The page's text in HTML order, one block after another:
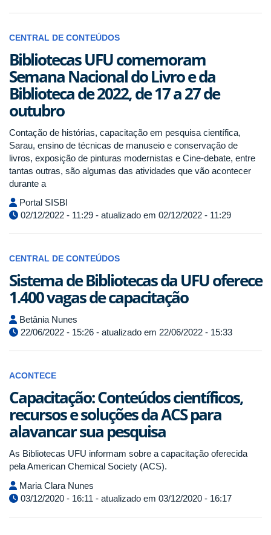
CENTRAL DE CONTEÚDOS
Bibliotecas UFU comemoram
Semana Nacional do Livro e da
Biblioteca de 2022, de 17 a 27 de
outubro
Contação de histórias, capacitação em pesquisa científica,
Sarau, ensino de técnicas de manuseio e conservação de
livros, exposição de pinturas modernistas e Cine-debate, entre
tantas outras, são algumas das atividades que vão acontecer
durante a
Portal SISBI
02/12/2022 - 11:29 - atualizado em 02/12/2022 - 11:29
CENTRAL DE CONTEÚDOS
Sistema de Bibliotecas da UFU oferece
1.400 vagas de capacitação
Betânia Nunes
22/06/2022 - 15:26 - atualizado em 22/06/2022 - 15:33
ACONTECE
Capacitação: Conteúdos científicos,
recursos e soluções da ACS para
alavancar sua pesquisa
As Bibliotecas UFU informam sobre a capacitação oferecida
pela American Chemical Society (ACS).
Maria Clara Nunes
03/12/2020 - 16:11 - atualizado em 03/12/2020 - 16:17